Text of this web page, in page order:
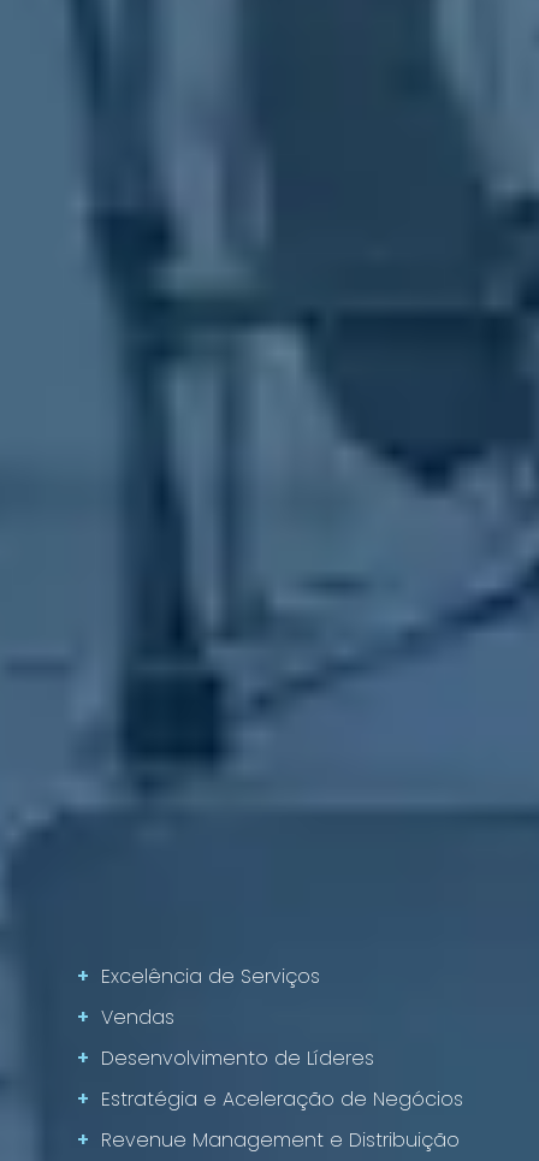
+ Excelência de Serviços
+ Vendas
+ Desenvolvimento de Líderes
+ Estratégia e Aceleração de Negócios
+ Revenue Management e Distribuição